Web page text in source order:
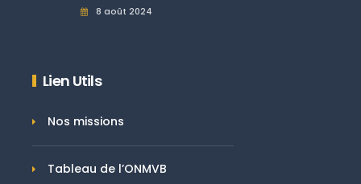
8 août 2024
Lien Utils
Nos missions
Tableau de l’ONMVB